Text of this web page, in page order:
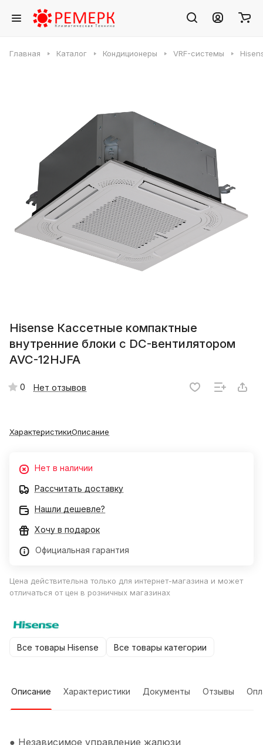
Главная Каталог Кондиционеры VRF-системы
Hisense Кассетные компактные
внутренние блоки с DC-вентилятором
AVC-12HJFA
0 Нет отзывов
ХарактеристикиОписание
Нет в наличии
Рассчитать доставку
Нашли дешевле?
Хочу в подарок
Официальная гарантия
Цена действительна только для интернет-магазина и может
отличаться от цен в розничных магазинах
Все товары Hisense Все товары категории
Описание Характеристики Документы Отзывы
● Независимое управление жалюзи